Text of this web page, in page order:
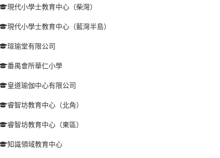
現代小學士教育中心（柴灣）
現代小學士教育中心（藍灣半島）
瑄瑜堂有限公司
番禺會所華仁小學
皇道瑜伽中心有限公司
睿智坊教育中心（北角）
睿智坊教育中心（東區）
知識領域教育中心